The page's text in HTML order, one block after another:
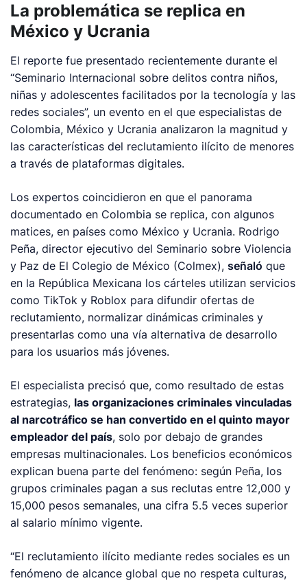
La problemática se replica en
México y Ucrania
El reporte fue presentado recientemente durante el
“Seminario Internacional sobre delitos contra niños,
niñas y adolescentes facilitados por la tecnología y las
redes sociales”, un evento en el que especialistas de
Colombia, México y Ucrania analizaron la magnitud y
las características del reclutamiento ilícito de menores
a través de plataformas digitales.
Los expertos coincidieron en que el panorama
documentado en Colombia se replica, con algunos
matices, en países como México y Ucrania. Rodrigo
Peña, director ejecutivo del Seminario sobre Violencia
y Paz de El Colegio de México (Colmex),señaló que
en la República Mexicana los cárteles utilizan servicios
como TikTok y Roblox para difundir ofertas de
reclutamiento, normalizar dinámicas criminales y
presentarlas como una vía alternativa de desarrollo
para los usuarios más jóvenes.
El especialista precisó que, como resultado de estas
estrategias, las organizaciones criminales vinculadas
al narcotráfico se han convertido en el quinto mayor
empleador del país, solo por debajo de grandes
empresas multinacionales. Los beneficios económicos
explican buena parte del fenómeno: según Peña, los
grupos criminales pagan a sus reclutas entre 12,000 y
15,000 pesos semanales, una cifra 5.5 veces superior
al salario mínimo vigente.
“El reclutamiento ilícito mediante redes sociales es un
fenómeno de alcance global que no respeta culturas,